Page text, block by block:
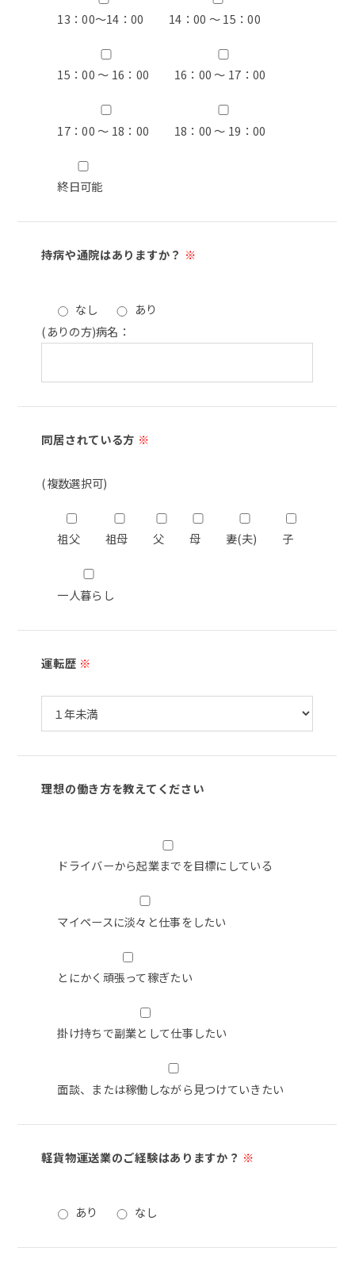
13：00〜14：00 14：00 ～ 15：00
15：00 ～ 16：00 16：00 ～ 17：00
17：00 ～ 18：00 18：00 ～ 19：00
終日可能
持病や通院はありますか？ ※
なし
あり
(ありの方)病名：
同居されている方 ※
(複数選択可)
祖父 祖母 父 母 妻(夫) 子
一人暮らし
運転歴 ※
理想の働き方を教えてください
ドライバーから起業までを目標にしている
マイペースに淡々と仕事をしたい
とにかく頑張って稼ぎたい
掛け持ちで副業として仕事したい
面談、または稼働しながら見つけていきたい
軽貨物運送業のご経験はありますか？ ※
あり なし